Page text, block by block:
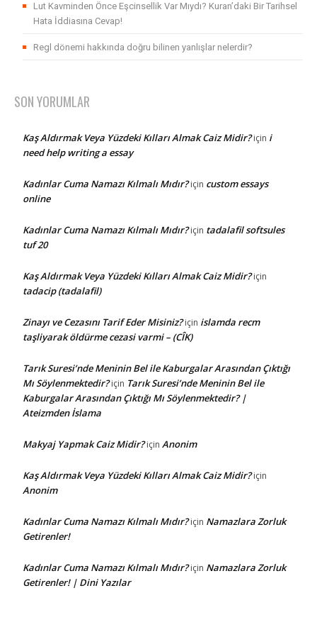
Lut Kavminden Önce Eşcinsellik Var Mıydı? Kuran’daki Bir Tarihsel
Hata İddiasına Cevap!
Regl dönemi hakkında doğru bilinen yanlışlar nelerdir?
SON YORUMLAR
Kaş Aldırmak Veya Yüzdeki Kılları Almak Caiz Midir?için i
need help writing a essay
Kadınlar Cuma Namazı Kılmalı Mıdır?için custom essays
online
Kadınlar Cuma Namazı Kılmalı Mıdır?için tadalafil softsules
tuf 20
Kaş Aldırmak Veya Yüzdeki Kılları Almak Caiz Midir?için
tadacip (tadalafil)
Zinayı ve Cezasını Tarif Eder Misiniz?için islamda recm
taşliyarak öldürme cezasi varmi – (CÎK)
Tarık Suresi’nde Meninin Bel ile Kaburgalar Arasından Çıktığı
Mı Söylenmektedir?için Tarık Suresi’nde Meninin Bel ile
Kaburgalar Arasından Çıktığı Mı Söylenmektedir? |
Ateizmden İslama
Makyaj Yapmak Caiz Midir?için Anonim
Kaş Aldırmak Veya Yüzdeki Kılları Almak Caiz Midir?için
Anonim
Kadınlar Cuma Namazı Kılmalı Mıdır?için Namazlara Zorluk
Getirenler!
Kadınlar Cuma Namazı Kılmalı Mıdır?için Namazlara Zorluk
Getirenler! | Dini Yazılar